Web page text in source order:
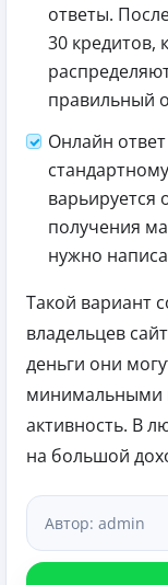
ответы.
30 кредитов,
правильный
Онлайн
варьируется
получения
нужно
Такой вариант
владельцев
деньги они
минимальными
активность. В
на большой
Автор: admin